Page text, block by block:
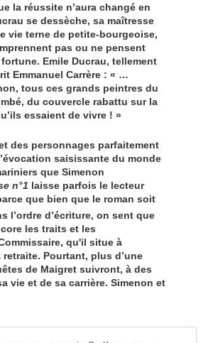
la réussite n’aura changé en
se dessèche, sa maîtresse
vie terne de petite-bourgeoise,
pas ou ne pensent
fortune. Emile Ducrau, tellement
Emmanuel Carrère : « …
tous ces grands peintres du
du couvercle rabattu sur la
essaient de vivre ! »
des personnages parfaitement
saisissante du monde
que Simenon
n°1 laisse parfois le lecteur
que bien que le roman soit
l’ordre d’écriture, on sent que
les traits et les
qu'il situe à
Pourtant, plus d’une
de Maigret suivront, à des
vie et de sa carrière. Simenon et